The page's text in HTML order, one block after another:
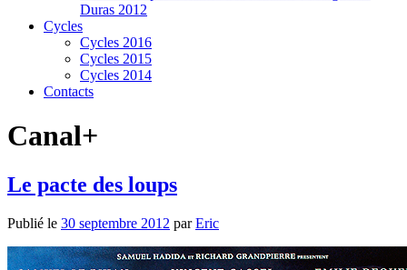
Duras 2012
Cycles
Cycles 2016
Cycles 2015
Cycles 2014
Contacts
Canal+
Le pacte des loups
Publié le 30 septembre 2012 parEric